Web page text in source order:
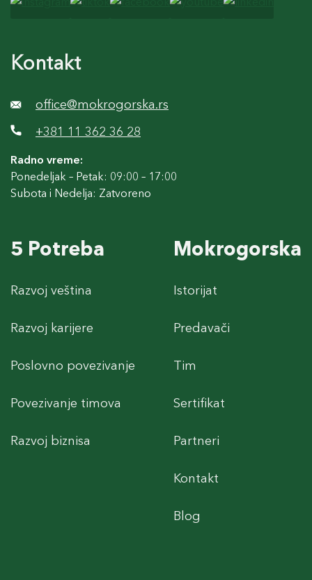
Kontakt
office@mokrogorska.rs
+381 11 362 36 28
Radno vreme:
Ponedeljak – Petak: 09:00 – 17:00
Subota i Nedelja: Zatvoreno
5 Potreba
Razvoj veština
Razvoj karijere
Poslovno povezivanje
Povezivanje timova
Razvoj biznisa
Mokrogorska
Istorijat
Predavači
Tim
Sertifikat
Partneri
Kontakt
Blog